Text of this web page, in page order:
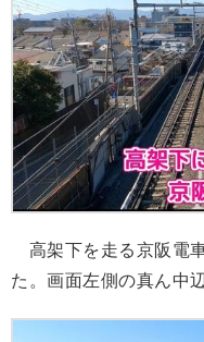
高架下を走る京阪電
た。画面左側の真ん中